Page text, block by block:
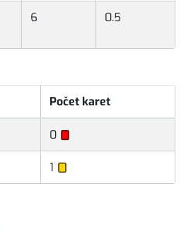
6 0.5
Počet karet
0
1